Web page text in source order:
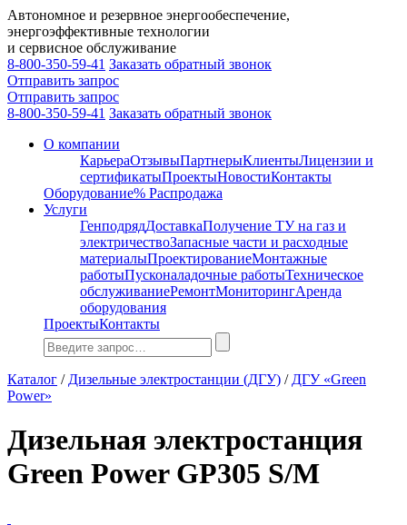
Автономное и резервное энергообеспечение,
энергоэффективные технологии
и сервисное обслуживание
8-800-350-59-41 Заказать обратный звонок
Отправить запрос
Отправить запрос
8-800-350-59-41 Заказать обратный звонок
О компании
КарьераОтзывыПартнерыКлиентыЛицензии и
сертификатыПроектыНовостиКонтакты
Оборудование% Распродажа
Услуги
ГенподрядДоставкаПолучение ТУ на газ и
электричествоЗапасные части и расходные
материалыПроектированиеМонтажные
работыПусконаладочные работыТехническое
обслуживаниеРемонтМониторингАренда
оборудования
ПроектыКонтакты
Каталог / Дизельные электростанции (ДГУ) / ДГУ «Green
Power»
Дизельная электростанция
Green Power GP305 S/M